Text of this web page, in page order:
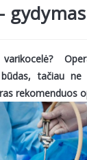
gydymas
tačiau ne
rekomenduos